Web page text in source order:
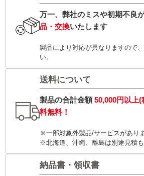
万一、弊社のミスや初期不良
品・交換いたします
製品により対応が異なりますので
い。
送料について
製品の合計金額50,000円以上(
料無料！
※一部対象外製品/サービスがあり
※北海道、沖縄、離島は別途見積も
納品書・領収書